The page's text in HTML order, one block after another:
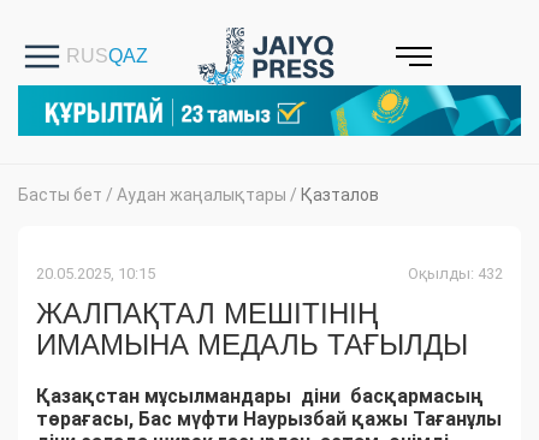
Басты бет / Аудан жаңалықтары / Қазталов
20.05.2025, 10:15 Оқылды: 432
ЖАЛПАҚТАЛ МЕШІТІНІҢ
ИМАМЫНА МЕДАЛЬ ТАҒЫЛДЫ
Қазақстан мұсылмандары діни басқармасың
төрағасы, Бас мүфти Наурызбай қажы Тағанұлы